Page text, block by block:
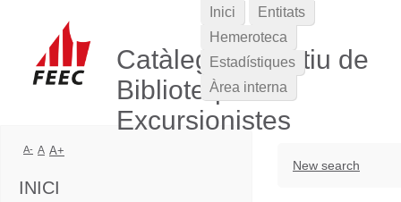
Catàleg Col·lectiu de
Biblioteques
Excursionistes
New search
Inici
Entitats
Hemeroteca
Estadístiques
Àrea interna
A- A A+
INICI